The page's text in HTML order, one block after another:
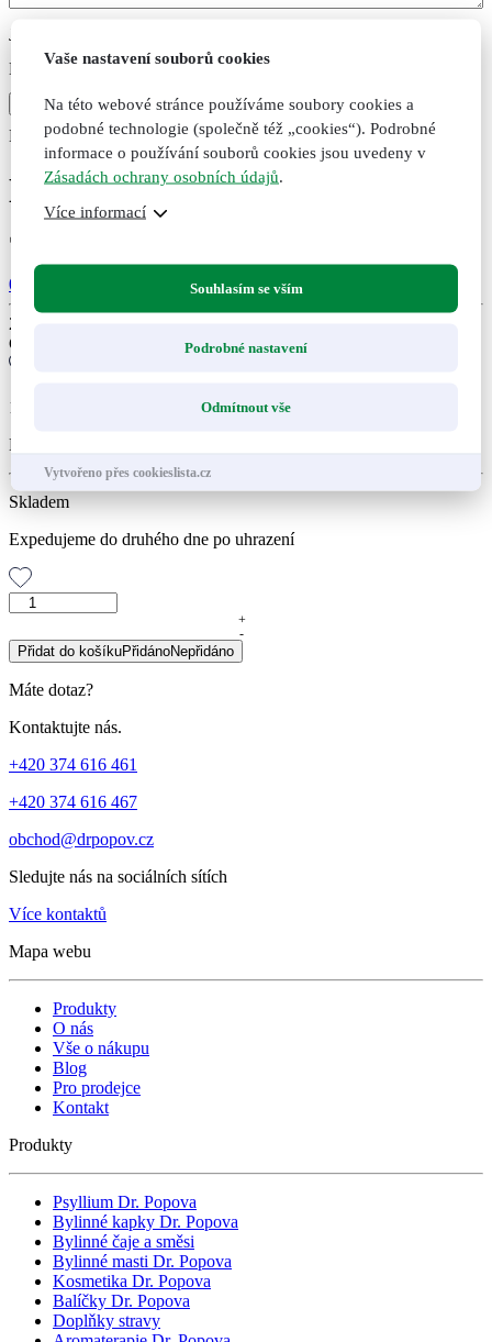
Jméno
E-mail
Dárek
DUO Balíček ZDRAVÁ
JÁTRA
0 hodnocení
235
Cena bez DPH:
12
Dárkový balíček pro posílení a regeneraci jater.
Skladem
Expedujeme do druhého dne po uhrazení
DUO
ZDRAVÁ
JÁTRA
množství
+
-
Přidat do košíkuPřidánoNepřidáno
Máte dotaz?
Kontaktujte nás.
+420 374 616 461
+420 374 616 467
obchod@drpopov.cz
Sledujte nás na sociálních sítích
Více kontaktů
Mapa webu
Produkty
O nás
Vše o nákupu
Blog
Pro prodejce
Kontakt
Produkty
Psyllium Dr. Popova
Bylinné kapky Dr. Popova
Bylinné čaje a směsi
Bylinné masti Dr. Popova
Kosmetika Dr. Popova
Balíčky Dr. Popova
Doplňky stravy
Vaše nastavení souborů cookies
Na této webové stránce používáme soubory cookies a
podobné technologie (společně též „cookies“). Podrobné
informace o používání souborů cookies jsou uvedeny v
Zásadách ochrany osobních údajů
Více informací
Souhlasím se vším
Podrobné nastavení
Odmítnout vše
Vytvořeno přes cookieslista.cz